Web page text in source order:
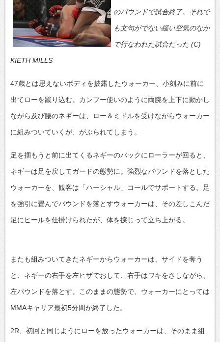
のパウンドで試合終了。それで
も文句がでない緩い空気のなか
で行なわれた試合だった (C)
KIETH MILLS
47歳とは思えないボディを披露したウォーカー、小刻みに前に
出てローを蹴り込む。カンフー使いのように両腕を上下に動かし
ながら及び腰のネギーは、ロー＆ミドルを受けながらウォーカー
に組みついていくが、がぶられてしまう。
足を掴もうと前に出てくるネギーのバックにローラーが回ると、
ネギーは足を戻してガードの態勢に。強烈なパウンドを落とした
ウォーカーを、観客は「ハーシャル」コールでサポートする。足
を強引に畳んでパウンドを落とすウォーカーは、その差しこんだ
足にヒールを仕掛けられたが、体を捩じって立ち上がる。
またも組みついてきたネギーからウォーカーは、サイドを奪う
と、ネギーの右手を左ヒザでおして、右手はワキをさしながら、
左パウンドを落とす。このままの態勢で、ウォーカーにとっては
MMAキャリア最初5分間が終了した。
2R、初回と同じようにローを放ったウォーカーは、そのまま組